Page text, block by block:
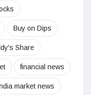
Buy on Dips
Share
financial news
market news